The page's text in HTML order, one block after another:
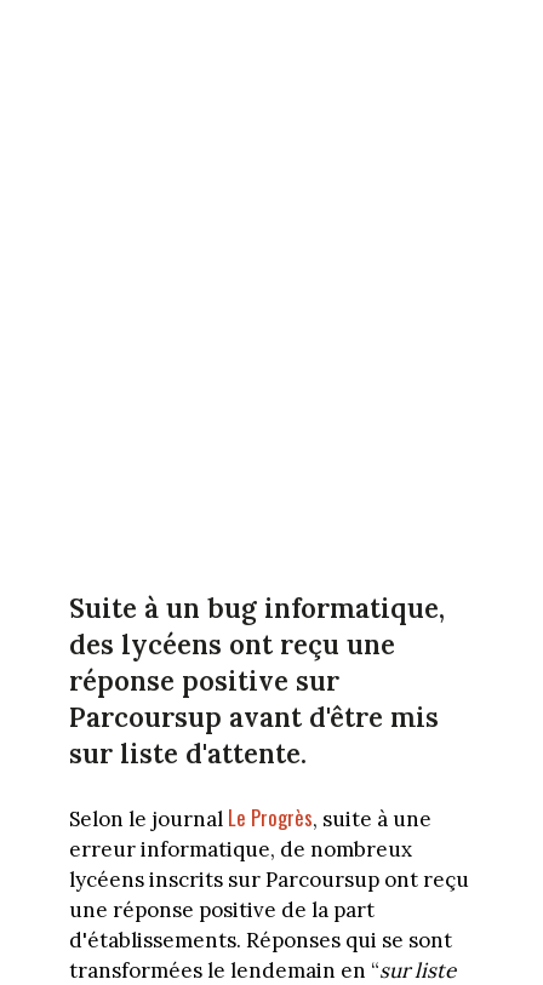
Suite à un bug informatique,
des lycéens ont reçu une
réponse positive sur
Parcoursup avant d'être mis
sur liste d'attente.
Selon le journal Le Progrès, suite à une
erreur informatique, de nombreux
lycéens inscrits sur Parcoursup ont reçu
une réponse positive de la part
d'établissements. Réponses qui se sont
transformées le lendemain en “sur liste